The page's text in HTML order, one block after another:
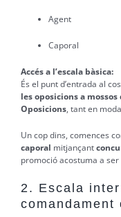
Agent
Caporal
Accés a l’escala bàsica:
És el punt d’entrada al
les oposicions a mossos
Oposicions, tant en
Un cop dins, comences
caporal mitjançant
promoció acostuma a
2. Escala
comandament